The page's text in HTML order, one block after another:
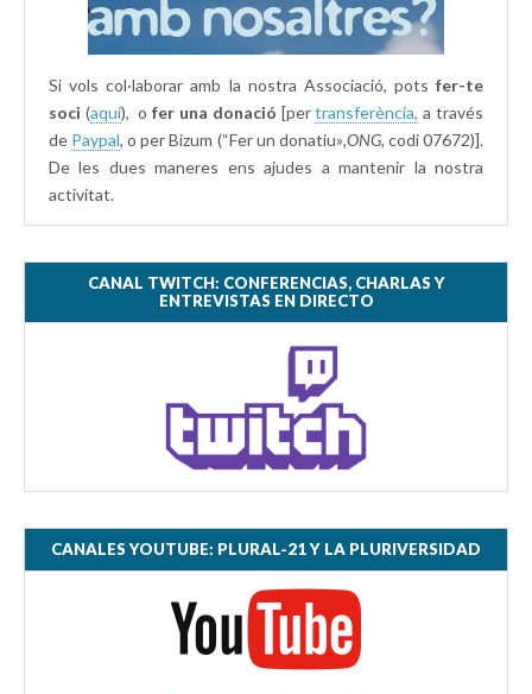
Si vols col·laborar amb la nostra Associació, pots fer-te
soci (aquí), ofer una donació [pertransferència, a través
de Paypal, o per Bizum (“Fer un donatiu»,ONG, codi 07672)].
De les dues maneres ens ajudes a mantenir la nostra
activitat.
CANAL TWITCH: CONFERENCIAS, CHARLAS Y
ENTREVISTAS EN DIRECTO
CANALES YOUTUBE: PLURAL-21 Y LA PLURIVERSIDAD